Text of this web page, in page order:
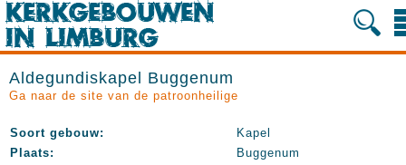
Aldegundiskapel Buggenum
Ga naar de site van de patroonheilige
Soort gebouw:
Kapel
Plaats:
Buggenum